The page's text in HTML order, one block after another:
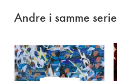
Andre i samme serie